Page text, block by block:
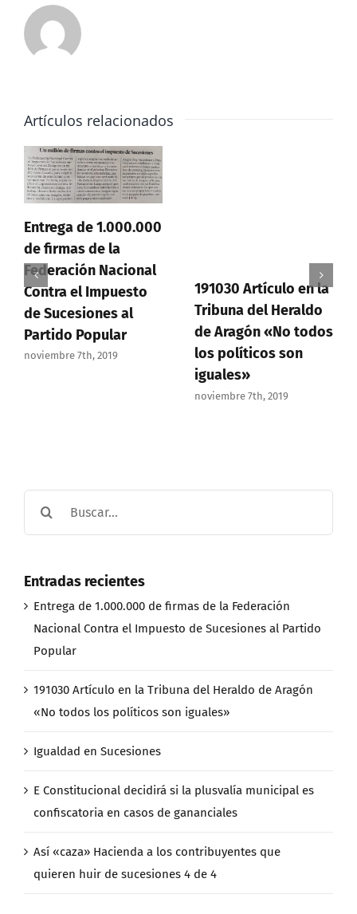
Artículos relacionados
Entrega de 1.000.000
de firmas de la
Federación Nacional
Contra el Impuesto
de Sucesiones al
Partido Popular
noviembre 7th, 2019
191030 Artículo en la
Tribuna del Heraldo
de Aragón «No todos
los políticos son
iguales»
noviembre 7th, 2019
Entradas recientes
Entrega de 1.000.000 de firmas de la Federación
Nacional Contra el Impuesto de Sucesiones al Partido
Popular
191030 Artículo en la Tribuna del Heraldo de Aragón
«No todos los políticos son iguales»
Igualdad en Sucesiones
E Constitucional decidirá si la plusvalía municipal es
confiscatoria en casos de gananciales
Así «caza» Hacienda a los contribuyentes que
quieren huir de sucesiones 4 de 4